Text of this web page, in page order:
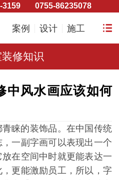
3159 0755-86235078
案例 设计 施工
修知识
中风水画应该如何
睐的装饰品。在中国传统
一副字画可以表现出一个
在空间中时就更能表达一
更能激励员工，所以，字